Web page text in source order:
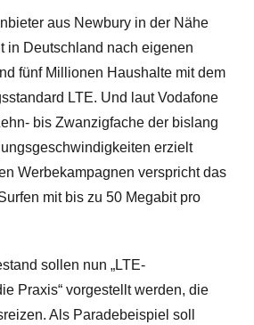
aus Newbury in der Nähe
in Deutschland nach eigenen
fünf Millionen Haushalte mit dem
LTE. Und laut Vodafone
bis Zwanzigfache der bislang
erzielt
Werbekampagnen verspricht das
mit bis zu 50 Megabit pro
sollen nun „LTE-
Praxis“ vorgestellt werden, die
Als Paradebeispiel soll